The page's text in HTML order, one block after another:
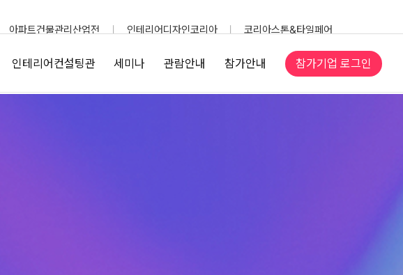
아파트건물관리산업전 인테리어디자인코리아
코리아스톤&타일페어
인테리어컨설팅관 세미나 관람안내 참가안내 참가기업 로그인